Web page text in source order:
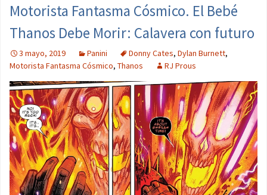
Motorista Fantasma Cósmico. El Bebé
Thanos Debe Morir: Calavera con futuro
3 mayo, 2019 Panini Donny Cates, Dylan Burnett,
Motorista Fantasma Cósmico, Thanos RJ Prous